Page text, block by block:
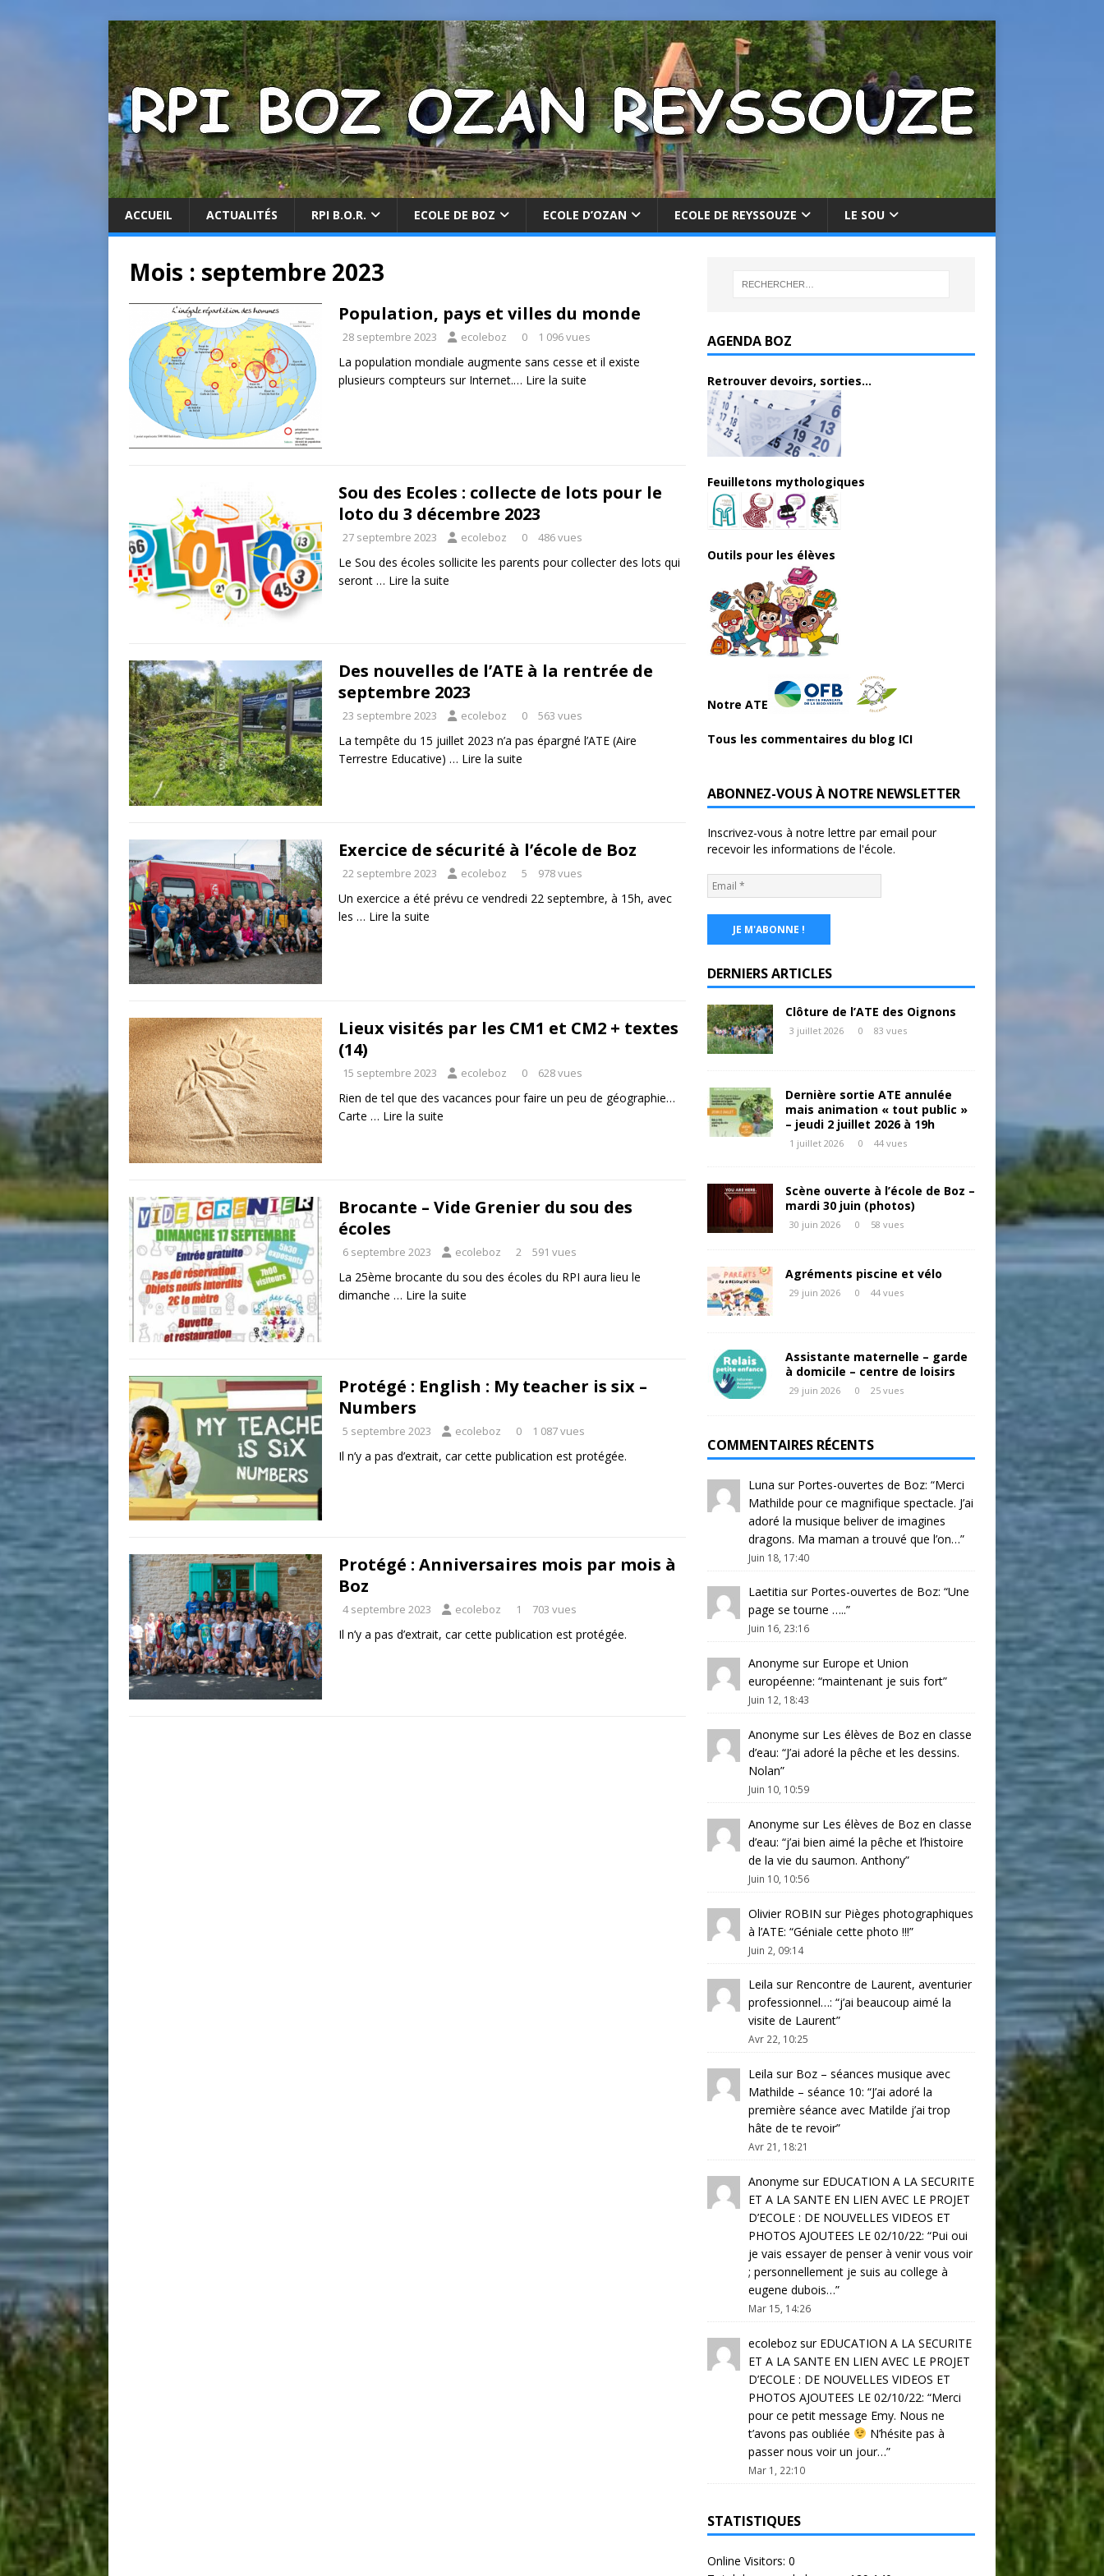
ACCUEIL ACTUALITÉS RPI B.O.R. ECOLE DE BOZ ECOLE D’OZAN ECOLE DE REYSSOUZE LE SOU
Mois : septembre 2023
Population, pays et villes du monde
28 septembre 2023 ecoleboz 0 1 096 vues
La population mondiale augmente sans cesse et il existe
plusieurs compteurs sur Internet.… Lire la suite
Sou des Ecoles : collecte de lots pour le
loto du 3 décembre 2023
27 septembre 2023 ecoleboz 0 486 vues
Le Sou des écoles sollicite les parents pour collecter des lots qui
seront … Lire la suite
Des nouvelles de l’ATE à la rentrée de
septembre 2023
23 septembre 2023 ecoleboz 0 563 vues
La tempête du 15 juillet 2023 n’a pas épargné l’ATE (Aire
Terrestre Educative) … Lire la suite
Exercice de sécurité à l’école de Boz
22 septembre 2023 ecoleboz 5 978 vues
Un exercice a été prévu ce vendredi 22 septembre, à 15h, avec
les … Lire la suite
Lieux visités par les CM1 et CM2 + textes
(14)
15 septembre 2023 ecoleboz 0 628 vues
Rien de tel que des vacances pour faire un peu de géographie…
Carte … Lire la suite
Brocante – Vide Grenier du sou des
écoles
6 septembre 2023 ecoleboz 2 591 vues
La 25ème brocante du sou des écoles du RPI aura lieu le
dimanche … Lire la suite
Protégé : English : My teacher is six –
Numbers
5 septembre 2023 ecoleboz 0 1 087 vues
Il n’y a pas d’extrait, car cette publication est protégée.
Protégé : Anniversaires mois par mois à
Boz
4 septembre 2023 ecoleboz 1 703 vues
Il n’y a pas d’extrait, car cette publication est protégée.
AGENDA BOZ
Retrouver devoirs, sorties...
Feuilletons mythologiques
Outils pour les élèves
Notre ATE
Tous les commentaires du blog ICI
ABONNEZ-VOUS À NOTRE NEWSLETTER
Inscrivez-vous à notre lettre par email pour
recevoir les informations de l'école.
DERNIERS ARTICLES
Clôture de l’ATE des Oignons
3 juillet 2026 0 83 vues
Dernière sortie ATE annulée
mais animation « tout public »
– jeudi 2 juillet 2026 à 19h
1 juillet 2026 0 44 vues
Scène ouverte à l’école de Boz –
mardi 30 juin (photos)
30 juin 2026 0 58 vues
Agréments piscine et vélo
29 juin 2026 0 44 vues
Assistante maternelle – garde
à domicile – centre de loisirs
29 juin 2026 0 25 vues
COMMENTAIRES RÉCENTS
Luna sur Portes-ouvertes de Boz: “Merci
Mathilde pour ce magnifique spectacle. J’ai
adoré la musique beliver de imagines
dragons. Ma maman a trouvé que l’on…”
Juin 18, 17:40
Laetitia sur Portes-ouvertes de Boz: “Une
page se tourne …..”
Juin 16, 23:16
Anonyme sur Europe et Union
européenne: “maintenant je suis fort”
Juin 12, 18:43
Anonyme sur Les élèves de Boz en classe
d’eau: “J’ai adoré la pêche et les dessins.
Nolan”
Juin 10, 10:59
Anonyme sur Les élèves de Boz en classe
d’eau: “j’ai bien aimé la pêche et l’histoire
de la vie du saumon. Anthony”
Juin 10, 10:56
Olivier ROBIN sur Pièges photographiques
à l’ATE: “Géniale cette photo !!!”
Juin 2, 09:14
Leila sur Rencontre de Laurent, aventurier
professionnel…: “j’ai beaucoup aimé la
visite de Laurent”
Avr 22, 10:25
Leila sur Boz – séances musique avec
Mathilde – séance 10: “J’ai adoré la
première séance avec Matilde j’ai trop
hâte de te revoir”
Avr 21, 18:21
Anonyme sur EDUCATION A LA SECURITE
ET A LA SANTE EN LIEN AVEC LE PROJET
D’ECOLE : DE NOUVELLES VIDEOS ET
PHOTOS AJOUTEES LE 02/10/22: “Pui oui
je vais essayer de penser à venir vous voir
; personnellement je suis au college à
eugene dubois…”
Mar 15, 14:26
ecolebozsur EDUCATION A LA SECURITE
ET A LA SANTE EN LIEN AVEC LE PROJET
D’ECOLE : DE NOUVELLES VIDEOS ET
PHOTOS AJOUTEES LE 02/10/22: “Merci
pour ce petit message Emy. Nous ne
t’avons pas oubliée
N’hésite pas à
passer nous voir un jour…”
Mar 1, 22:10
STATISTIQUES
Online Visitors: 0